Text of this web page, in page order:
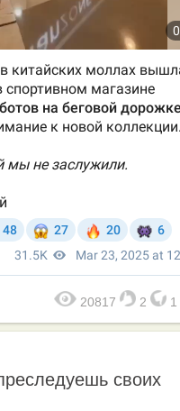
20817 2 1
своих